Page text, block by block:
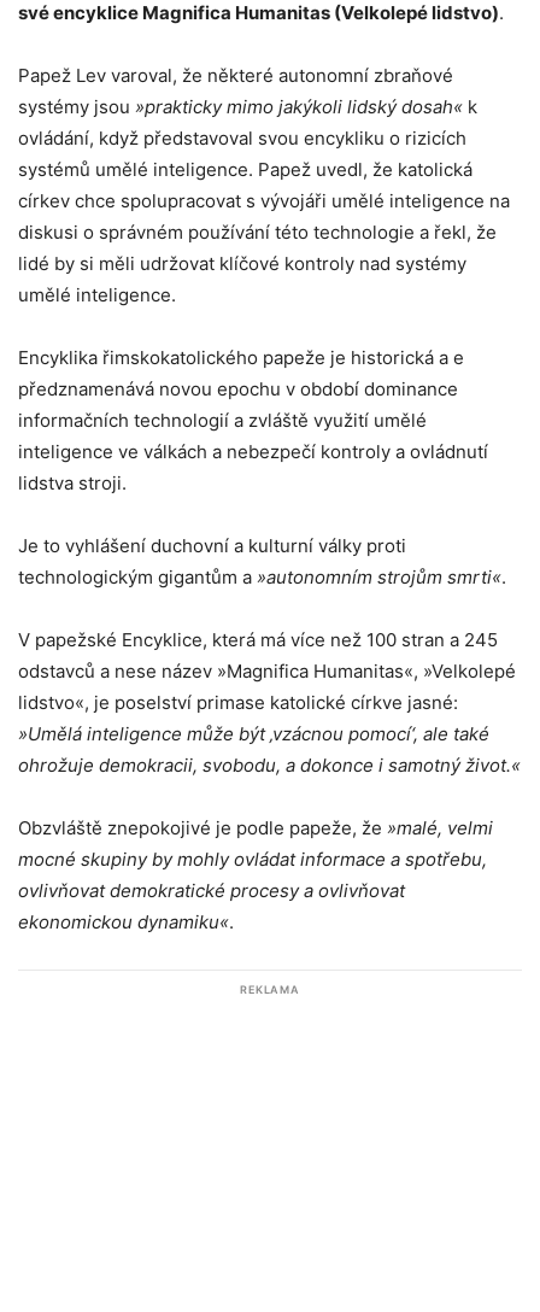
své encyklice Magnifica Humanitas (Velkolepé lidstvo).
Papež Lev varoval, že některé autonomní zbraňové
systémy jsou »prakticky mimo jakýkoli lidský dosah« k
ovládání, když představoval svou encykliku o rizicích
systémů umělé inteligence. Papež uvedl, že katolická
církev chce spolupracovat s vývojáři umělé inteligence na
diskusi o správném používání této technologie a řekl, že
lidé by si měli udržovat klíčové kontroly nad systémy
umělé inteligence.
Encyklika řimskokatolického papeže je historická a e
předznamenává novou epochu v období dominance
informačních technologií a zvláště využití umělé
inteligence ve válkách a nebezpečí kontroly a ovládnutí
lidstva stroji.
Je to vyhlášení duchovní a kulturní války proti
technologickým gigantům a »autonomním strojům smrti«.
V papežské Encyklice, která má více než 100 stran a 245
odstavců a nese název »Magnifica Humanitas«, »Velkolepé
lidstvo«, je poselství primase katolické církve jasné:
»Umělá inteligence může být ‚vzácnou pomocí‘, ale také
ohrožuje demokracii, svobodu, a dokonce i samotný život.«
Obzvláště znepokojivé je podle papeže, že »malé, velmi
mocné skupiny by mohly ovládat informace a spotřebu,
ovlivňovat demokratické procesy a ovlivňovat
ekonomickou dynamiku«.
REKLAMA